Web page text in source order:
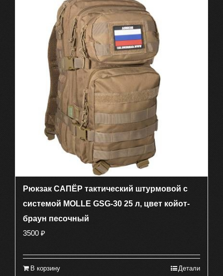
Рюкзак САПЁР тактический штурмовой с
системой MOLLE GSG-30 25 л, цвет койот-
браун песочный
3500 ₽
В корзину Детали